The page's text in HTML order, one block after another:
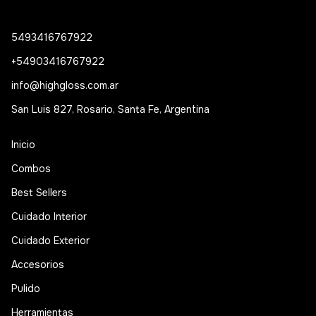
5493416767922
+54903416767922
info@highgloss.com.ar
San Luis 827, Rosario, Santa Fe, Argentina
Inicio
Combos
Best Sellers
Cuidado Interior
Cuidado Exterior
Accesorios
Pulido
Herramientas